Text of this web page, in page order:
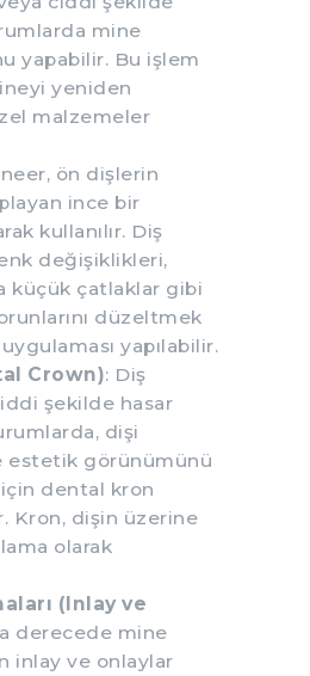
mine
yapabilir. Bu işlem
yeniden
malzemeler
ön dişlerin
ince bir
kullanılır. Diş
değişiklikleri,
küçük çatlaklar gibi
düzeltmek
yapılabilir.
Crown): Diş
şekilde hasar
dişi
estetik görünümünü
dental kron
Kron, dişin üzerine
olarak
(Inlay ve
derecede mine
inlay ve onlaylar